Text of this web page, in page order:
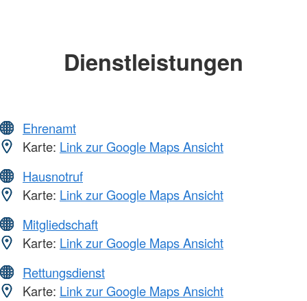
Dienstleistungen
Ehrenamt
Karte: Link zur Google Maps Ansicht
Hausnotruf
Karte: Link zur Google Maps Ansicht
Mitgliedschaft
Karte: Link zur Google Maps Ansicht
Rettungsdienst
Karte: Link zur Google Maps Ansicht